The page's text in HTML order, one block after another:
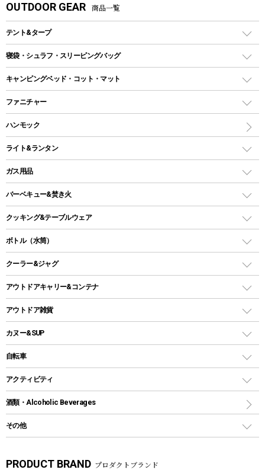
OUTDOOR GEAR 商品一覧
テント&タープ
テント
ツールームテント
ワンポールテント
シェルターテント
ロッジ型・オリジナルテント
タープ
スクエアタープ（レクタタープ）
メッシュタープ
自立式タープ
パラソル
テントアクセサリー
ペグ
グランドシート
ガイドロープ
ツール
寝袋・シュラフ・スリーピングバッグ
レクタングラー型（封筒型）シュラフ
インナーシュラフ
キャンピングベッド・コット・マット
キャンピングベッド・コット
インフレータブルマット
ファニチャー
アウトドアテーブル
レジャーシート
ハンモック
ライト&ランタン
LEDランタン
ガスランタン
オイルランタン
LEDライト
ヘッドライト
キャンドル
ガス用品
ガスバーナー
ガス缶
ガストーチ、ライター
バーベキュー&焚き火
バーベキューコンロ、グリル
焚き火台タイプ（ロースタイル）グリル
卓上タイプグリル
パーティータイプグリル
鉄板、アミ
焚き火台&ストーブ
火起こし
バーベキューツール
クッキング&テーブルウェア
ダッチオーブン
ホットサンドメーカー
クッカーセット
シェラカップ
クッキングツール
ナイフ
カトラリー
マグカップ、カップ
ボトル（水筒）
ステンレスボトル
コップ付きタイプ
ワンタッチタイプ
プラスチックボトル
ディズニーボトル
クーラー&ジャグ
クーラーボックス
クーラーバッグ
ウォータージャグ
保冷剤
アウトドアキャリー&コンテナ
アウトドアキャリー
アウトドア雑貨
バックパック&バッグ
リュック、バックパック
トートバッグ、サコッシュ
ショッピングキャリー
その他アウトドア雑貨
カヌー&SUP
インフレータブル
カヤック
パドル
ヘルメット
自転車
折りたたみ自転車
スポーツサイクル
シティサイクル
アクティビティ
マリン
ラッシュガード
酒類・Alcoholic Beverages
その他
湯たんぽ
PRODUCT BRAND プロダクトブランド